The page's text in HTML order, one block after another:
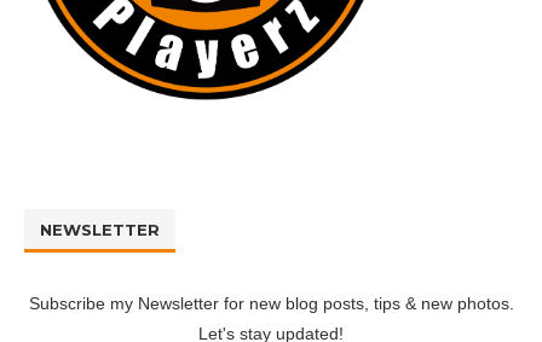
NEWSLETTER
Subscribe my Newsletter for new blog posts, tips & new photos.
Let's stay updated!